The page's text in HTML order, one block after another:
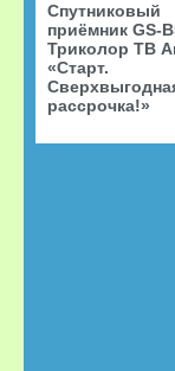
Спутниковый
приёмник GS-
Триколор ТВ
«Старт.
рассрочка!»